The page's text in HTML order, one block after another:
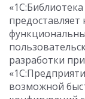
разработки
возможной